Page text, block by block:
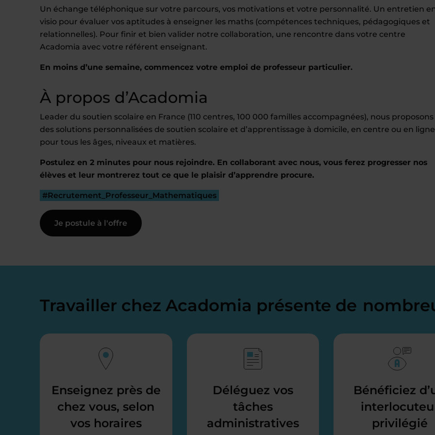
Un échange téléphonique sur votre parcours, vos motivations et votre personnalité. Un entretien
visio pour évaluer vos aptitudes à enseigner les maths (compétences techniques, pédagogiques et
relationnelles). Pour finir et bien valider notre collaboration, une rencontre dans votre centre
Acadomia avec votre référent enseignant.
En moins d’une semaine, commencez votre emploi de professeur particulier.
À propos d’Acadomia
Leader du soutien scolaire en France (110 centres, 100 000 familles accompagnées), nous proposons
des solutions personnalisées de soutien scolaire et d’apprentissage à domicile, en centre ou en
pour tous les âges, niveaux et matières.
Postulez en 2 minutes pour nous rejoindre. En collaborant avec nous, vous ferez progresser nos
élèves et leur montrerez tout ce que le plaisir d’apprendre procure.
#Recrutement_Professeur_Mathematiques
Je postule à l'offre
Travailler chez Acadomia présente de
Enseignez près de
chez vous, selon
vos horaires
Déléguez vos
tâches
administratives
Bénéficiez
privilégié